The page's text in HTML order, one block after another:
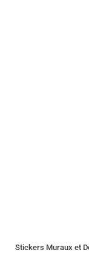
Stickers Muraux et